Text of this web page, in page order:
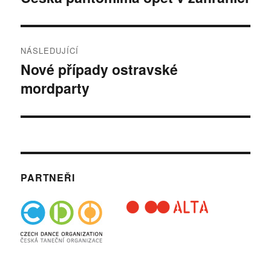
NÁSLEDUJÍCÍ
Následující
příspěvek:
Nové případy ostravské
mordparty
PARTNEŘI